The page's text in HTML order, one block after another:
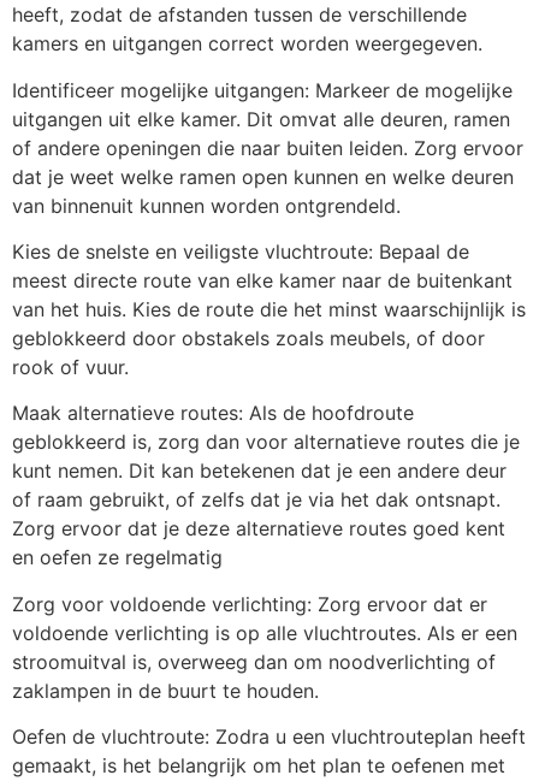
heeft, zodat de afstanden tussen de verschillende
kamers en uitgangen correct worden weergegeven.
Identificeer mogelijke uitgangen: Markeer de mogelijke
uitgangen uit elke kamer. Dit omvat alle deuren, ramen
of andere openingen die naar buiten leiden. Zorg ervoor
dat je weet welke ramen open kunnen en welke deuren
van binnenuit kunnen worden ontgrendeld.
Kies de snelste en veiligste vluchtroute: Bepaal de
meest directe route van elke kamer naar de buitenkant
van het huis. Kies de route die het minst waarschijnlijk is
geblokkeerd door obstakels zoals meubels, of door
rook of vuur.
Maak alternatieve routes: Als de hoofdroute
geblokkeerd is, zorg dan voor alternatieve routes die je
kunt nemen. Dit kan betekenen dat je een andere deur
of raam gebruikt, of zelfs dat je via het dak ontsnapt.
Zorg ervoor dat je deze alternatieve routes goed kent
en oefen ze regelmatig
Zorg voor voldoende verlichting: Zorg ervoor dat er
voldoende verlichting is op alle vluchtroutes. Als er een
stroomuitval is, overweeg dan om noodverlichting of
zaklampen in de buurt te houden.
Oefen de vluchtroute: Zodra u een vluchtrouteplan heeft
gemaakt, is het belangrijk om het plan te oefenen met